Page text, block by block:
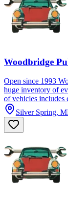
Woodbridge
Open since 1993
huge inventory of
of vehicles includes
Silver Spring,